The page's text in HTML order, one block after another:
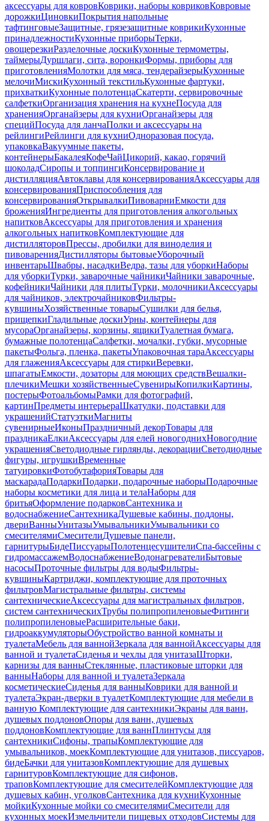
аксессуары для ковровКоврики, наборы ковриковКовровые
дорожкиЦиновкиПокрытия напольные
тафтинговыеЗащитные, грязезащитные коврикиКухонные
принадлежностиКухонные приборыТерки,
овощерезкиРазделочные доскиКухонные термометры,
таймерыДуршлаги, сита, воронкиФормы, приборы для
приготовленияМолотки для мяса, тендерайзерыКухонные
мелочиМискиКухонный текстильКухонные фартуки,
прихваткиКухонные полотенцаСкатерти, сервировочные
салфеткиОрганизация хранения на кухнеПосуда для
храненияОрганайзеры для кухниОрганайзеры для
специйПосуда для ланчаПолки и аксессуары на
рейлингиРейлинги для кухниОдноразовая посуда,
упаковкаВакуумные пакеты,
контейнерыБакалеяКофеЧайЦикорий, какао, горячий
шоколадСиропы и топпингиКонсервирование и
дистилляцияАвтоклавы для консервированияАксессуары для
консервированияПриспособления для
консервированияОткрывалкиПивоварниЕмкости для
броженияИнгредиенты для приготовления алкогольных
напитковАксессуары для приготовления и хранения
алкогольных напитковКомплектующие для
дистилляторовПрессы, дробилки для виноделия и
пивоваренияДистилляторы бытовыеУборочный
инвентарьШвабры, насадкиВедра, тазы для уборкиНаборы
для уборкиТурки, заварочные чайникиЧайники заварочные,
кофейникиЧайники для плитыТурки, молочникиАксессуары
для чайников, электрочайниковФильтры-
кувшиныХозяйственные товарыСушилки для белья,
прищепкиГладильные доскиУрны, контейнеры для
мусораОрганайзеры, корзины, ящикиТуалетная бумага,
бумажные полотенцаСалфетки, мочалки, губки, мусорные
пакетыФольга, пленка, пакетыУпаковочная тараАксессуары
для глаженияАксессуары для стиркиВеревки,
шпагатыЕмкости, дозаторы для моющих средствВешалки-
плечикиМешки хозяйственныеСувенирыКопилкиКартины,
постерыФотоальбомыРамки для фотографий,
картинПредметы интерьераШкатулки, подставки для
украшенийСтатуэткиМагниты
сувенирныеИконыПраздничный декорТовары для
праздникаЕлкиАксессуары для елей новогоднихНовогодние
украшенияСветодиодные гирлянды, декорацииСветодиодные
фигуры, игрушкиВременные
татуировкиФотобутафорияТовары для
маскарадаПодаркиПодарки, подарочные наборыПодарочные
наборы косметики для лица и телаНаборы для
бритьяОформление подарковСантехника и
водоснабжениеСантехникаДушевые кабины, поддоны,
двериВанныУнитазыУмывальникиУмывальники со
смесителямиСмесителиДушевые панели,
гарнитурыБидеПиссуарыПолотенцесушителиСпа-бассейны с
гидромассажемВодоснабжениеВодонагревателиБытовые
насосыПроточные фильтры для водыФильтры-
кувшиныКартриджи, комплектующие для проточных
фильтровМагистральные фильтры, системы
сантехническиеАксессуары для магистральных фильтров,
систем сантехническихТрубы полипропиленовыеФитинги
полипропиленовыеРасширительные баки,
гидроаккумуляторыОбустройство ванной комнаты и
туалетаМебель для ваннойЗеркала для ваннойАксессуары для
ванной и туалетаСиденья и чехлы для унитазаШторки,
карнизы для ванныСтеклянные, пластиковые шторки для
ванныНаборы для ванной и туалетаЗеркала
косметическиеСиденья для ванныКоврики для ванной и
туалетаЭкран-дверки в туалетКомплектующие для мебели в
ванную Комплектующие для сантехникиЭкраны для ванн,
душевых поддоновОпоры для ванн, душевых
поддоновКомплектующие для ваннПлинтусы для
сантехникиСифоны, трапыКомплектующие для
умывальников, моекКомплектующие для унитазов, писсуаров,
бидеБачки для унитазовКомплектующие для душевых
гарнитуровКомплектующие для сифонов,
траповКомплектующие для смесителейКомплектующие для
душевых кабин, уголковСантехника для кухниКухонные
мойкиКухонные мойки со смесителямиСмесители для
кухонных моекИзмельчители пищевых отходовСистемы для